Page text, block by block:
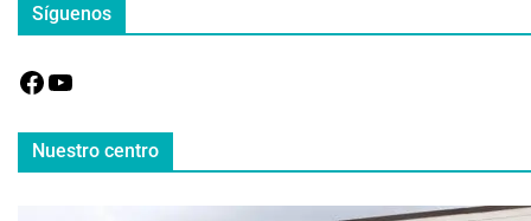
Síguenos
Nuestro centro